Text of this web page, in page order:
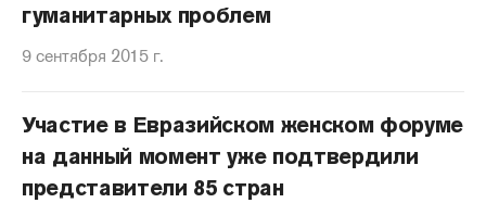
гуманитарных проблем
9 сентября 2015 г.
Участие в Евразийском женском форуме
на данный момент уже подтвердили
представители 85 стран